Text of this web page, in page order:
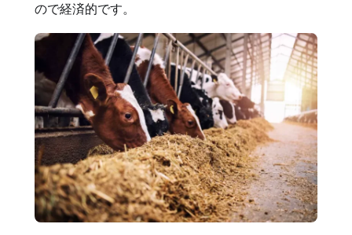
ので経済的です。